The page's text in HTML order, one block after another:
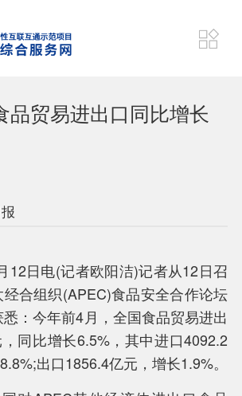
东盟资讯
划
联盟
目
成果
品贸易进出口同比增长
日电(记者欧阳洁)记者从12日召
合组织(APEC)食品安全合作论坛
：今年前4月，全国食品贸易进出
同比增长6.5%，其中进口4092.2
出口1856.4亿元，增长1.9%。